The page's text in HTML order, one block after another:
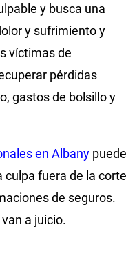
y busca una
y sufrimiento y
víctimas de
pérdidas
gastos de bolsillo y
en Albany puede
culpa fuera de la corte
de seguros.
a juicio.